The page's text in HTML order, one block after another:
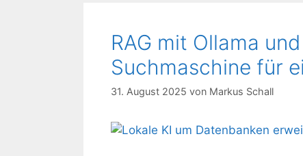
RAG mit Ollama
Suchmaschine für
31. August 2025 von Markus Schall